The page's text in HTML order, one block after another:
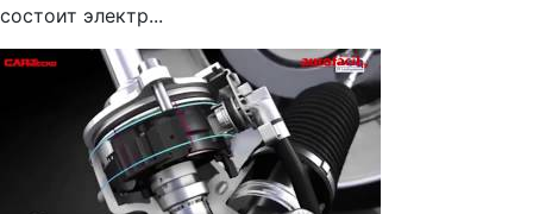
состоит электр...